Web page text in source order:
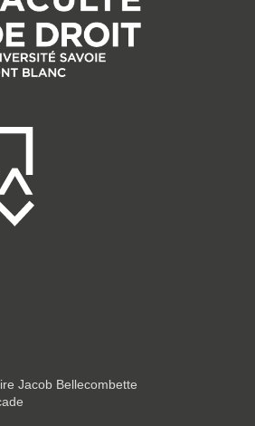
Jacob Bellecombette